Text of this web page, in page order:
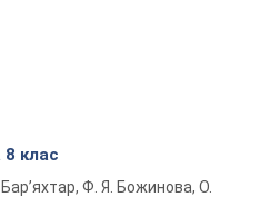
8 клас
Бар’яхтар, Ф. Я. Божинова, О.